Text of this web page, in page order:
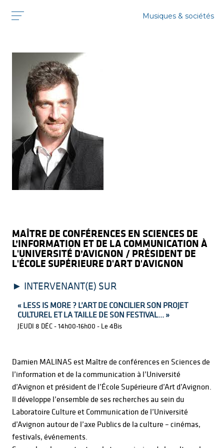
MAÎTRE DE CONFÉRENCES EN SCIENCES DE
L’INFORMATION ET DE LA COMMUNICATION À
L'UNIVERSITÉ D’AVIGNON / PRÉSIDENT DE
L'ÉCOLE SUPÉRIEURE D'ART D'AVIGNON
INTERVENANT(E) SUR
« LESS IS MORE ? L’ART DE CONCILIER SON PROJET
CULTUREL ET LA TAILLE DE SON FESTIVAL… »
JEUDI 8 DÉC - 14h00-16h00 - Le 4Bis
Damien MALINAS est Maître de conférences en Sciences de
l’information et de la communication à l’Université
d’Avignon et président de l’École Supérieure d’Art d’Avignon.
Il développe l’ensemble de ses recherches au sein du
Laboratoire Culture et Communication de l’Université
d’Avignon autour de l’axe Publics de la culture – cinémas,
festivals, événements.
Musiques & sociétés